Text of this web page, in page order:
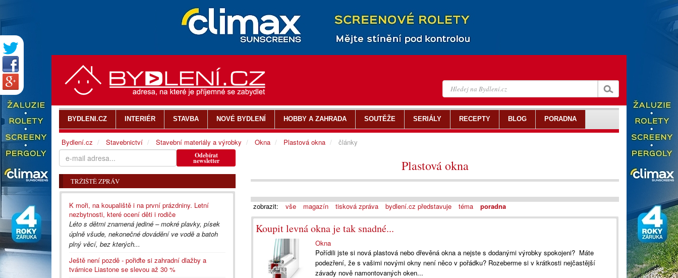
Plastová okna
zobrazit: vše magazín tisková zpráva bydlení.cz představuje téma poradna
Koupit levná okna je tak snadné...
Okna
Pořídili jste si nová plastová nebo dřevěná okna a nejste s dodanými výrobky spokojeni? Máte
podezření, že s vašimi novými okny není něco v pořádku? Rozeberme si v krátkosti nejčastější
závady nově namontovaných oken...
Odebírat
newsletter
TRŽIŠTĚ ZPRÁV
K moři, na koupaliště i na první prázdniny. Letní
nezbytnosti, které ocení děti i rodiče
Léto s dětmi znamená jediné – mokré plavky, písek
úplně všude, nekonečné dovádění ve vodě a batoh
plný věcí, bez kterých...
Ještě není pozdě - pořiďte si zahradní dlažby a
tvárnice Liastone se slevou až 30 %
BYDLENI.CZ INTERIÉR STAVBA NOVÉ BYDLENÍ HOBBY A ZAHRADA SOUTĚŽE SERIÁLY RECEPTY BLOG PORADNA
Bydlení.cz Stavebnictví Stavební materiály a výrobky Okna Plastová okna články